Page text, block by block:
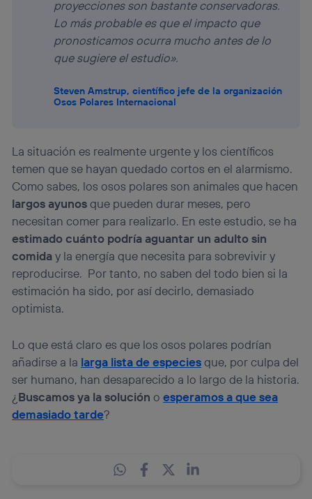
proyecciones son bastante conservadoras.
Lo más probable es que el impacto que
pronosticamos ocurra mucho antes de lo
que sugiere el estudio».
Steven Amstrup, científico jefe de la organización
Osos Polares Internacional
La situación es realmente urgente y los científicos
temen que se hayan quedado cortos en el alarmismo.
Como sabes, los osos polares son animales que hacen
largos ayunosque pueden durar meses, pero
necesitan comer para realizarlo. En este estudio, se ha
estimado cuánto podría aguantar un adulto sin
comiday la energía que necesita para sobrevivir y
reproducirse. Por tanto, no saben del todo bien si la
estimación ha sido, por así decirlo, demasiado
optimista.
Lo que está claro es que los osos polares podrían
añadirse a la larga lista de especiesque, por culpa del
ser humano, han desaparecido a lo largo de la historia.
¿ Buscamos ya la solución oesperamos a que sea
demasiado tarde?